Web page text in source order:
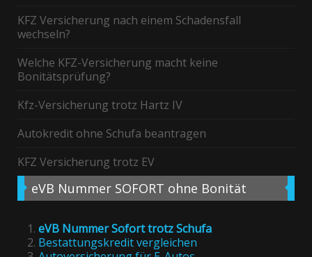
KFZ Versicherung nach einem Schadensfall
wechseln?
Welche KFZ-Versicherung macht keine
Bonitätsprüfung?
Kfz-Versicherung trotz Hartz IV
Autokredit ohne Schufa beantragen
KFZ Versicherung trotz EV
eVB Nummer SOFORT ohne Bonität
eVB Nummer Sofort trotz Schufa
Bestattungskredit vergleichen